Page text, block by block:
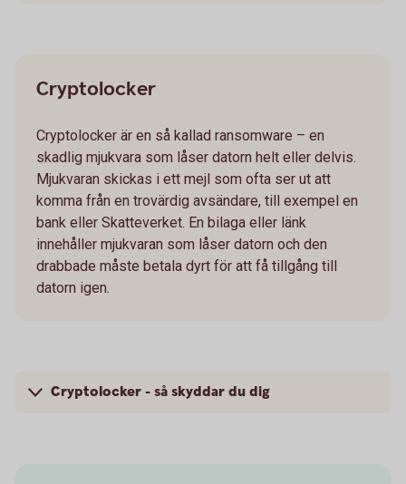
Cryptolocker
Cryptolocker är en så kallad ransomware – en
skadlig mjukvara som låser datorn helt eller delvis.
Mjukvaran skickas i ett mejl som ofta ser ut att
komma från en trovärdig avsändare, till exempel en
bank eller Skatteverket. En bilaga eller länk
innehåller mjukvaran som låser datorn och den
drabbade måste betala dyrt för att få tillgång till
datorn igen.
Cryptolocker - så skyddar du dig